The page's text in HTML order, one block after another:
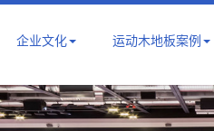
企业文化 运动木地板案例